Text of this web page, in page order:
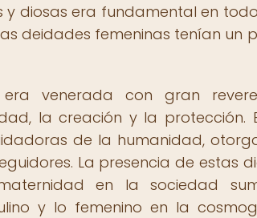
y diosas era fundamental en
deidades femeninas tenían un
venerada con gran
la creación y la protección.
de la humanidad,
La presencia de estas
en la sociedad
y lo femenino en la